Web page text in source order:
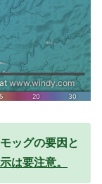
ッグの要因と
は要注意。